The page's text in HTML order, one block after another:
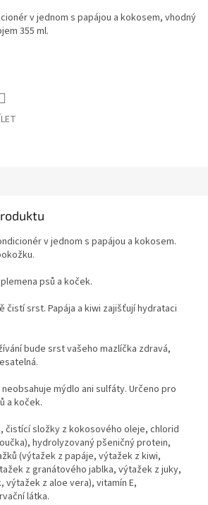
v jednom s papájou a kokosem, vhodný
355 ml.
v jednom s papájou a kokosem.
psů a koček.
čistí srst. Papája a kiwi zajišťují hydrataci
bude srst vašeho mazlíčka zdravá,
mýdlo ani sulfáty. Určeno pro
a koček.
čistící složky z kokosového oleje, chlorid
hydrolyzovaný pšeničný protein,
(výtažek z papáje, výtažek z kiwi,
z granátového jablka, výtažek z juky,
výtažek z aloe vera), vitamín E,
látka.